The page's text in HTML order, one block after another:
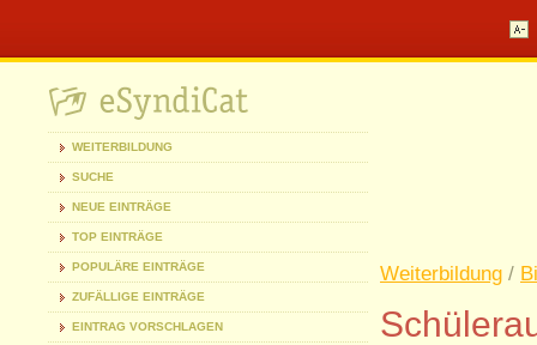
WEITERBILDUNG
SUCHE
NEUE EINTRÄGE
TOP EINTRÄGE
POPULÄRE EINTRÄGE
ZUFÄLLIGE EINTRÄGE
EINTRAG VORSCHLAGEN
Weiterbildung /